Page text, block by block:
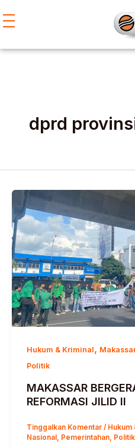
ke
dprd
Hukum & Kriminal,
Politik
MAKASSAR
REFORMASI JILID II
Tinggalkan Komentar / Hukum
Nasional , Pemerintahan, Politik